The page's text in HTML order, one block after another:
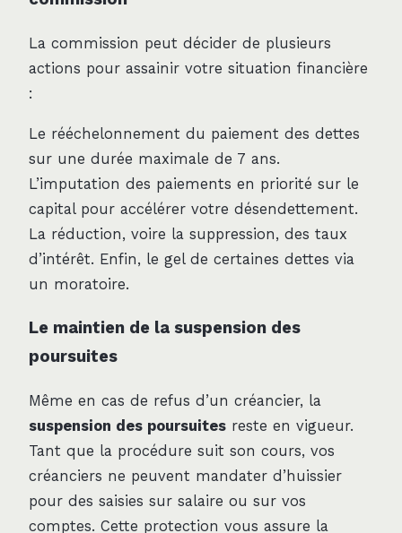
La commission peut décider de plusieurs
actions pour assainir votre situation financière
:
Le rééchelonnement du paiement des dettes
sur une durée maximale de 7 ans.
L’imputation des paiements en priorité sur le
capital pour accélérer votre désendettement.
La réduction, voire la suppression, des taux
d’intérêt. Enfin, le gel de certaines dettes via
un moratoire.
Le maintien de la suspension des
poursuites
Même en cas de refus d’un créancier, la
suspension des poursuites reste en vigueur.
Tant que la procédure suit son cours, vos
créanciers ne peuvent mandater d’huissier
pour des saisies sur salaire ou sur vos
comptes. Cette protection vous assure la